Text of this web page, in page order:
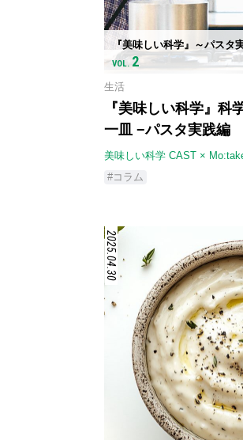
『美味しい科学』～パスタ
VOL. 2
生活
『美味しい科学』科
一皿 −パスタ実践編
美味しい科学 CAST ×
#コラム
2025.04.30